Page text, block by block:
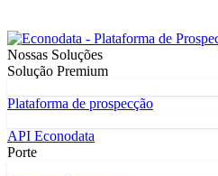
Nossas Soluções
Solução Premium
Plataforma de prospecção
API Econodata
Porte